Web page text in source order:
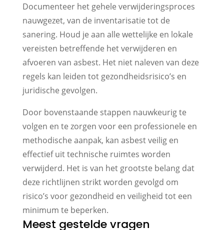
Documenteer het gehele verwijderingsproces
nauwgezet, van de inventarisatie tot de
sanering. Houd je aan alle wettelijke en lokale
vereisten betreffende het verwijderen en
afvoeren van asbest. Het niet naleven van deze
regels kan leiden tot gezondheidsrisico’s en
juridische gevolgen.
Door bovenstaande stappen nauwkeurig te
volgen en te zorgen voor een professionele en
methodische aanpak, kan asbest veilig en
effectief uit technische ruimtes worden
verwijderd. Het is van het grootste belang dat
deze richtlijnen strikt worden gevolgd om
risico’s voor gezondheid en veiligheid tot een
minimum te beperken.
Meest gestelde vragen